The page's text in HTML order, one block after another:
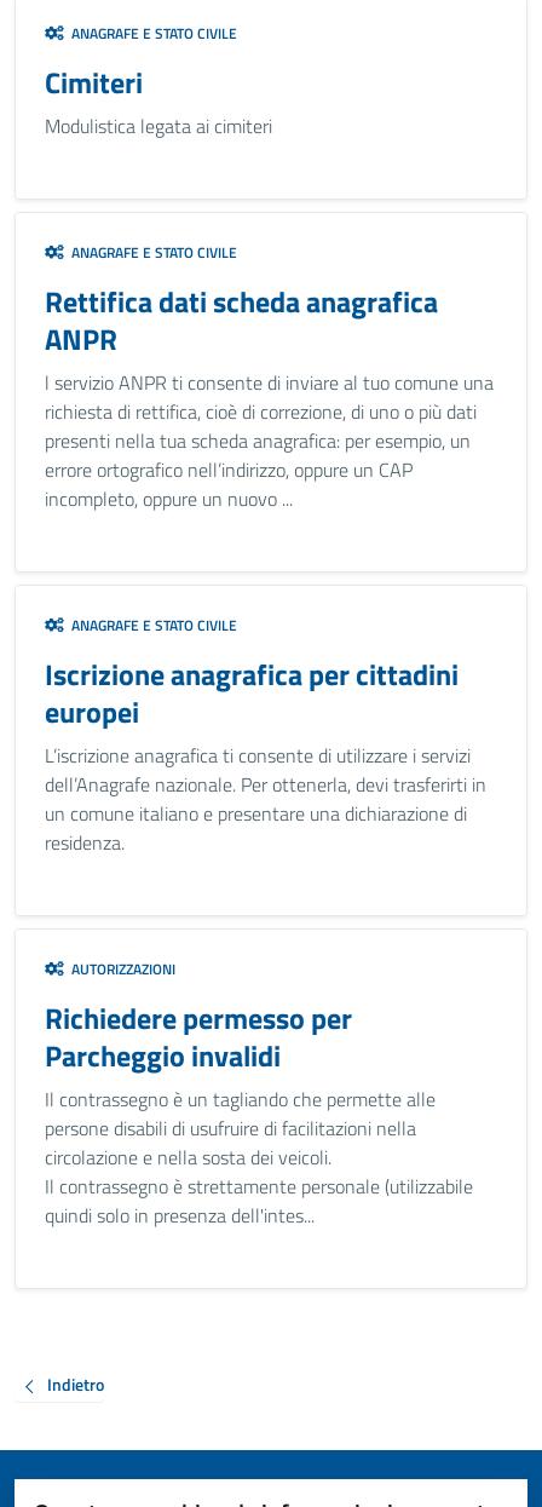
ANAGRAFE E STATO CIVILE
Cimiteri
Modulistica legata ai cimiteri
ANAGRAFE E STATO CIVILE
Rettifica dati scheda anagrafica
ANPR
l servizio ANPR ti consente di inviare al tuo comune una
richiesta di rettifica, cioè di correzione, di uno o più dati
presenti nella tua scheda anagrafica: per esempio, un
errore ortografico nell’indirizzo, oppure un CAP
incompleto, oppure un nuovo ...
ANAGRAFE E STATO CIVILE
Iscrizione anagrafica per cittadini
europei
L’iscrizione anagrafica ti consente di utilizzare i servizi
dell’Anagrafe nazionale. Per ottenerla, devi trasferirti in
un comune italiano e presentare una dichiarazione di
residenza.
AUTORIZZAZIONI
Richiedere permesso per
Parcheggio invalidi
Il contrassegno è un tagliando che permette alle
persone disabili di usufruire di facilitazioni nella
circolazione e nella sosta dei veicoli.
Il contrassegno è strettamente personale (utilizzabile
quindi solo in presenza dell'intes...
Indietro